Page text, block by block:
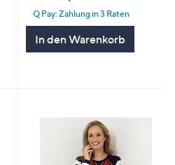
Q Pay: Zahlung in 3 Raten
In den Warenkorb